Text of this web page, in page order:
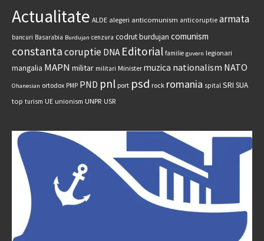
Actualitate ALDE alegeri anticomunism anticoruptie armata
bancuri Basarabia Burdujan cenzura codrut burdujan comunism
constantacoruptie DNA Editorial familie guvern legionari
mangalia MAPN militar militari Minister muzica nationalism NATO
Ohanesian ortodox PMP PND pnl port psd rock romania spital SRI SUA
top turism UE unionism UNPR USR